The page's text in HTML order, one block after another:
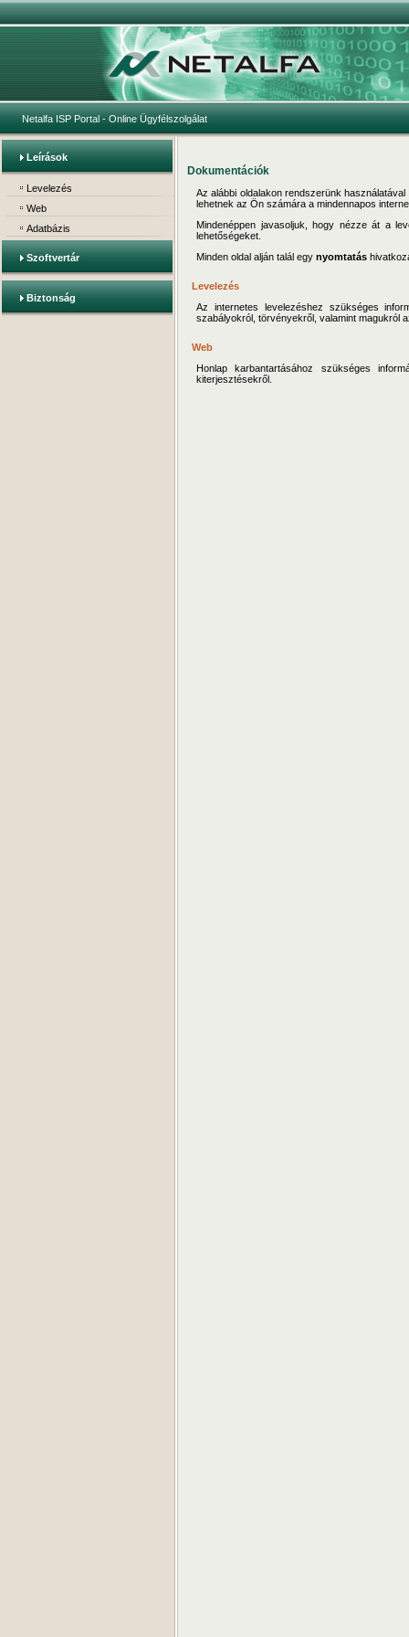
Netalfa ISP Portal - Online Ügyfélszolgálat
Leírások
Levelezés
Web
Adatbázis
Szoftvertár
Biztonság
Dokumentációk
Az alábbi oldalakon rendszerünk
lehetnek az Ön számára a mindennapos
Mindenéppen javasoljuk, hogy nézze át a
lehetőségeket.
Minden oldal alján talál egy nyomtatás
Levelezés
Az internetes levelezéshez szükséges
szabályokról, törvényekről, valamint magukról
Web
Honlap karbantartásához szükséges
kiterjesztésekről.